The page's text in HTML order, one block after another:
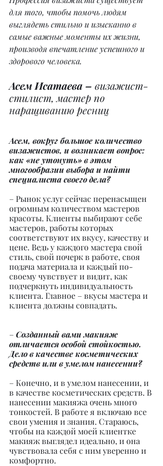
для того, чтобы помочь людям
выглядеть стильно и изысканно в
самые важные моменты их жизни,
производя впечатление успешного и
здорового человека.
Асем Исатаева – визажист-
стилист, мастер по
наращиванию ресниц
Асем, вокруг большое количество
визажистов, и возникает вопрос:
как «не утонуть» в этом
многообразии выбора и найти
специалиста своего дела?
– Рынок услуг сейчас перенасыщен
огромным количеством мастеров
красоты. Клиенты выбирают себе
мастеров, работы которых
соответствуют их вкусу, качеству и
цене. Ведь у каждого мастера свой
стиль, свой почерк в работе, своя
подача материала и каждый по-
своему чувствует и видит, как
подчеркнуть индивидуальность
клиента. Главное – вкусы мастера и
клиента должны совпадать.
– Созданный вами макияж
отличается особой стойкостью.
Дело в качестве косметических
средств или в умелом нанесении?
– Конечно, и в умелом нанесении, и
в качестве косметических средств. В
нанесении макияжа очень много
тонкостей. В работе я включаю все
свои умения и знания. Стараюсь,
чтобы на каждой моей клиентке
макияж выглядел идеально, и она
чувствовала себя с ним уверенно и
комфортно.